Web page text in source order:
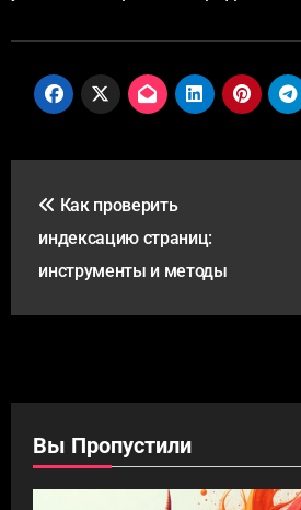
по
записям
Как проверить
индексацию страниц:
инструменты и методы
Вы Пропустили